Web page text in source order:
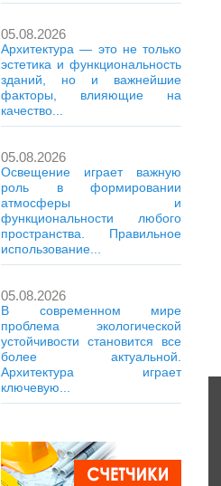
05.08.2026
Архитектура — это не только
эстетика и функциональность
зданий, но и важнейшие
факторы, влияющие на
качество...
05.08.2026
Освещение играет важную
роль в формировании
атмосферы и
функциональности любого
пространства. Правильное
использование...
05.08.2026
В современном мире
проблема экологической
устойчивости становится все
более актуальной.
Архитектура играет
ключевую...